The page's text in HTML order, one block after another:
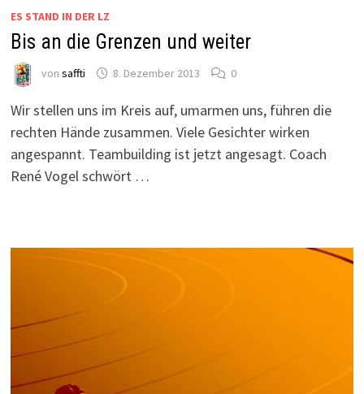
ES STAND IN DER LZ
Bis an die Grenzen und weiter
von saffti 8. Dezember 2013 0
Wir stellen uns im Kreis auf, umarmen uns, führen die
rechten Hände zusammen. Viele Gesichter wirken
angespannt. Teambuilding ist jetzt angesagt. Coach
René Vogel schwört …